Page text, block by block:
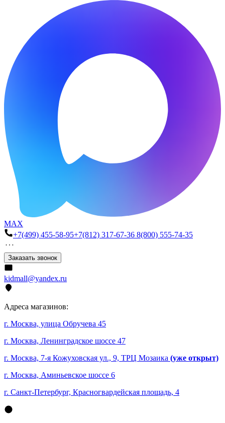
MAX
+7(499) 455-58-95+7(812) 317-67-36 8(800) 555-74-35
Заказать звонок
kidmall@yandex.ru
Адреса магазинов:
г. Москва, улица Обручева 45
г. Москва, Ленинградское шоссе 47
г. Москва, 7-я Кожуховская ул., 9, ТРЦ Мозаика (уже открыт)
г. Москва, Аминьевское шоссе 6
г. Санкт-Петербург, Красногвардейская площадь, 4